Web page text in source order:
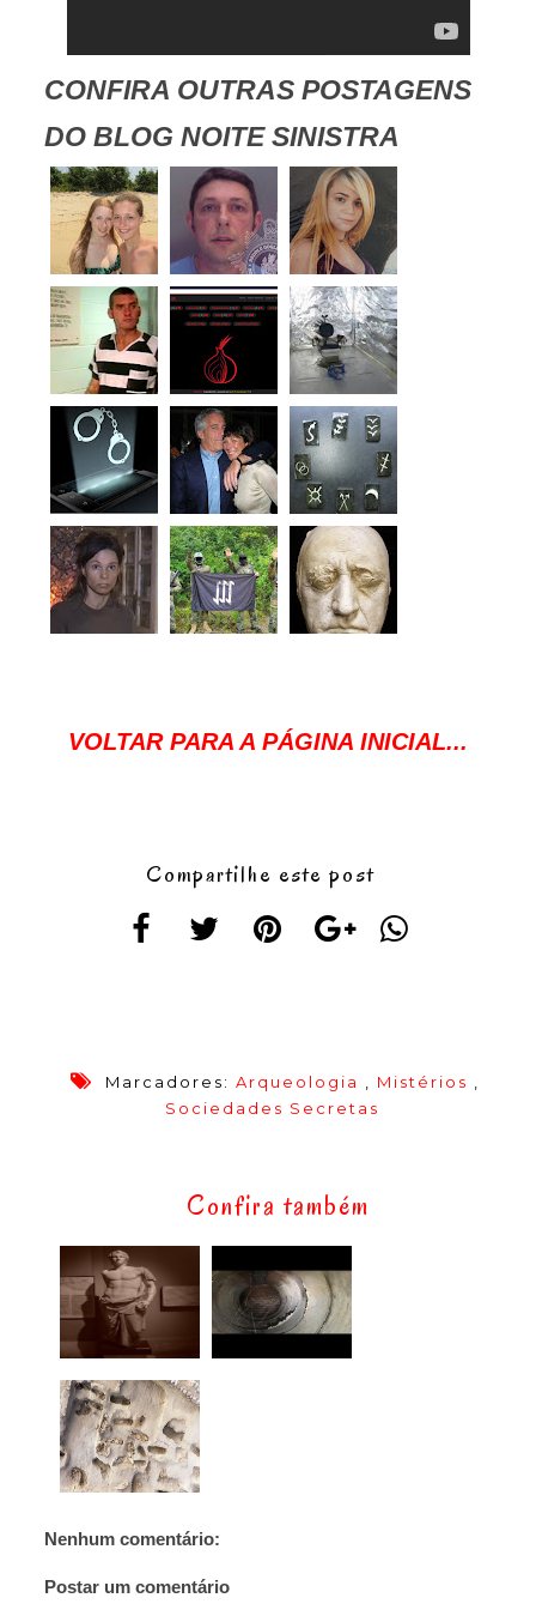
CONFIRA OUTRAS POSTAGENS
DO BLOG NOITE SINISTRA
VOLTAR PARA A PÁGINA INICIAL...
Compartilhe este post
Marcadores: Arqueologia Mistérios
Sociedades Secretas
Confira também
Nenhum comentário:
Postar um comentário